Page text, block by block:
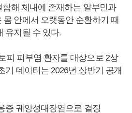
합해 체내에 존재하는 알부민과
몸 안에서 오랫동안 순환하기 때
유지될 수 있다.
피 피부염 환자를 대상으로 2상
기 데이터는 2026년 상반기 공개
증 궤양성대장염으로 결정